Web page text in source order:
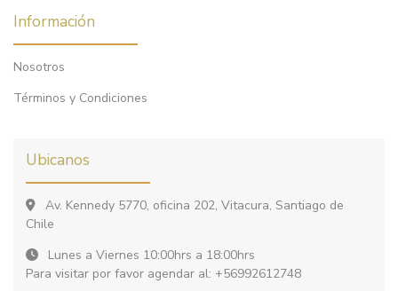
Información
Nosotros
Términos y Condiciones
Ubicanos
Av. Kennedy 5770, oficina 202, Vitacura, Santiago de
Chile
Lunes a Viernes 10:00hrs a 18:00hrs
Para visitar por favor agendar al: +56992612748